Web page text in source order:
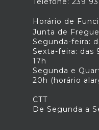
Horário de
Junta de
Segunda-feira:
Sexta-feira: das
17h
Segunda e
20h (horário
CTT
De Segunda a